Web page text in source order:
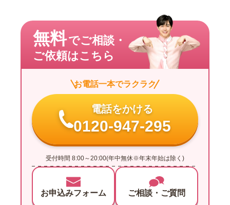
無料でご相談・
ご依頼はこちら
お電話一本でラクラク
電話をかける
0120-947-295
受付時間 8:00～20:00(年中無休※年末年始は除く)
お申込みフォーム ご相談・ご質問